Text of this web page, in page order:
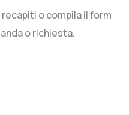
o compila il form
o richiesta.